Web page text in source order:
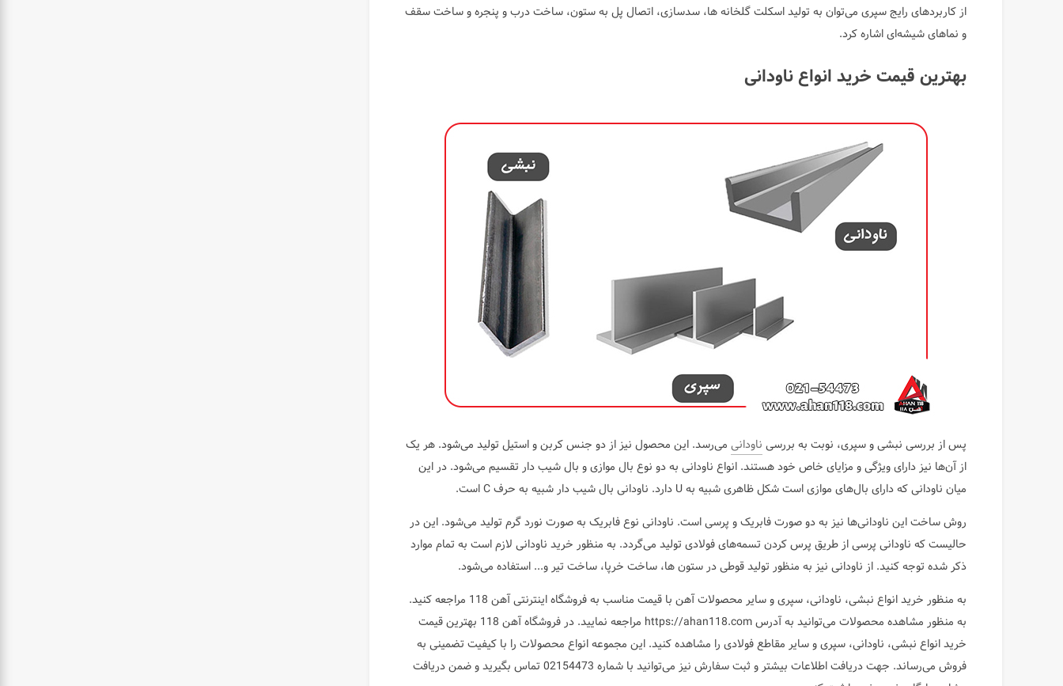
از کاربردهای رایج سپری می‌توان به تولید اسکلت گلخانه ها، سدسازی، اتصال پل به ستون، ساخت درب و پنجره و ساخت سقف
و نماهای شیشه‌ای اشاره کرد.
بهترین قیمت خرید انواع ناودانی
پس از بررسی نبشی و سپری، نوبت به بررسی ناودانی می‌رسد. این محصول نیز از دو جنس کربن و استیل تولید می‌شود. هر یک
از آن‌ها نیز دارای ویژگی و مزایای خاص خود هستند. انواع ناودانی به دو نوع بال موازی و بال شیب دار تقسیم می‌شود. در این
میان ناودانی که دارای بال‌های موازی است شکل ظاهری شبیه به U دارد. ناودانی بال شیب دار شبیه به حرف C است.
روش ساخت این ناودانی‌ها نیز به دو صورت فابریک و پرسی است. ناودانی نوع فابریک به صورت نورد گرم تولید می‌شود. این در
حالیست که ناودانی پرسی از طریق پرس کردن تسمه‌های فولادی تولید می‌گردد. به منظور خرید ناودانی لازم است به تمام موارد
ذکر شده توجه کنید. از ناودانی نیز به منظور تولید قوطی در ستون ها، ساخت خرپا، ساخت تیر و... استفاده می‌شود.
به منظور خرید انواع نبشی، ناودانی، سپری و سایر محصولات آهن با قیمت مناسب به فروشگاه اینترنتی آهن 118 مراجعه کنید.
به منظور مشاهده محصولات می‌توانید به آدرس https://ahan118.com مراجعه نمایید. در فروشگاه آهن 118 بهترین قیمت
خرید انواع نبشی، ناودانی، سپری و سایر مقاطع فولادی را مشاهده کنید. این مجموعه انواع محصولات را با کیفیت تضمینی به
فروش می‌رساند. جهت دریافت اطلاعات بیشتر و ثبت سفارش نیز می‌توانید با شماره 02154473 تماس بگیرید و ضمن دریافت